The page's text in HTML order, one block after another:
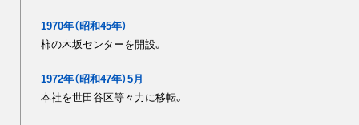
1970年（昭和45年）
柿の木坂センターを開設。
1972年（昭和47年）5月
本社を世田谷区等々力に移転。